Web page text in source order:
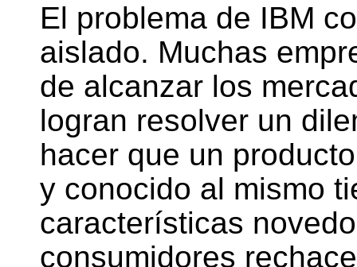
El problema de IBM
aislado. Muchas
de alcanzar los
logran resolver un
hacer que un
y conocido al mismo
características
consumidores